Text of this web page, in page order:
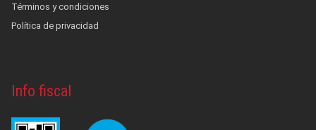
Términos y condiciones
Política de privacidad
Info fiscal